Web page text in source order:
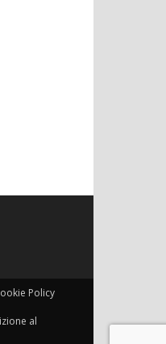
Policy
al